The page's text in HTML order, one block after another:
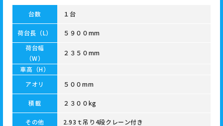
台数 １台
荷台長（L）
５９００mm
荷台幅
（W）
２３５０mm
車高（H）
アオリ
５００mm
積載 ２３００kg
その他 2.93ｔ吊り4段クレーン付き